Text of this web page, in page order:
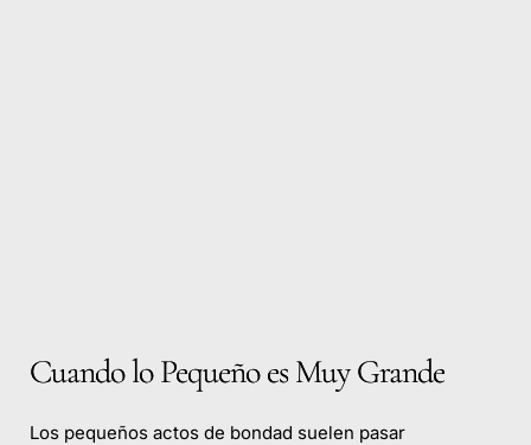
Cuando lo Pequeño es Muy Grande
Los pequeños actos de bondad suelen pasar